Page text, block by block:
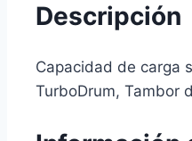
Descripción
Capacidad de carga
TurboDrum, Tambor